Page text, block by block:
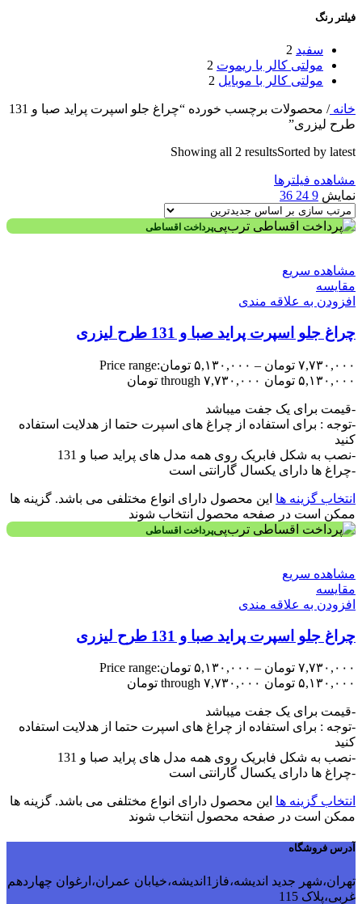
فیلتر رنگ
سفید 2
مولتی کالر با ریموت 2
مولتی کالر با موبایل 2
خانه/
محصولات برچسب خورده “چراغ جلو اسپرت پراید صبا و 131
طرح لیزری”
Showing all 2 resultsSorted by latest
مشاهده فیلترها
نمایش 9
24
36
پرداخت اقساطی
مشاهده سریع
مقایسه
افزودن به علاقه مندی
چراغ جلو اسپرت پراید صبا و 131 طرح لیزری
۷,۷۳۰,۰۰۰ تومان – ۵,۱۳۰,۰۰۰ تومانPrice range:
۵,۱۳۰,۰۰۰ تومان through ۷,۷۳۰,۰۰۰ تومان
-قیمت برای یک جفت میباشد
-توجه : برای استفاده از چراغ های اسپرت حتما از هدلایت استفاده
کنید
-نصب به شکل فابریک روی همه مدل های پراید صبا و 131
-چراغ ها دارای یکسال گارانتی است
انتخاب گزینه ها این محصول دارای انواع مختلفی می باشد. گزینه ها
ممکن است در صفحه محصول انتخاب شوند
پرداخت اقساطی
مشاهده سریع
مقایسه
افزودن به علاقه مندی
چراغ جلو اسپرت پراید صبا و 131 طرح لیزری
۷,۷۳۰,۰۰۰ تومان – ۵,۱۳۰,۰۰۰ تومانPrice range:
۵,۱۳۰,۰۰۰ تومان through ۷,۷۳۰,۰۰۰ تومان
-قیمت برای یک جفت میباشد
-توجه : برای استفاده از چراغ های اسپرت حتما از هدلایت استفاده
کنید
-نصب به شکل فابریک روی همه مدل های پراید صبا و 131
-چراغ ها دارای یکسال گارانتی است
انتخاب گزینه ها این محصول دارای انواع مختلفی می باشد. گزینه ها
ممکن است در صفحه محصول انتخاب شوند
آدرس فروشگاه
تهران،شهر جدید اندیشه،فاز1اندیشه،خیابان عمران،ارغوان چهاردهم
غربی،پلاک 115